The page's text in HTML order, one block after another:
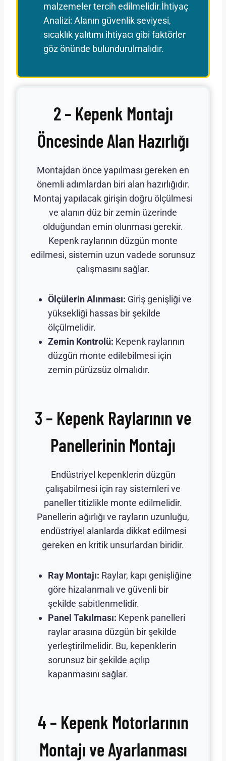
malzemeler tercih edilmelidir.İhtiyaç
Analizi: Alanın güvenlik seviyesi,
sıcaklık yalıtımı ihtiyacı gibi faktörler
göz önünde bulundurulmalıdır.
2 – Kepenk Montajı
Öncesinde Alan Hazırlığı
Montajdan önce yapılması gereken en
önemli adımlardan biri alan hazırlığıdır.
Montaj yapılacak girişin doğru ölçülmesi
ve alanın düz bir zemin üzerinde
olduğundan emin olunması gerekir.
Kepenk raylarının düzgün monte
edilmesi, sistemin uzun vadede sorunsuz
çalışmasını sağlar.
Ölçülerin Alınması: Giriş genişliği ve
yüksekliği hassas bir şekilde
ölçülmelidir.
Zemin Kontrolü: Kepenk raylarının
düzgün monte edilebilmesi için
zemin pürüzsüz olmalıdır.
3 – Kepenk Raylarının ve
Panellerinin Montajı
Endüstriyel kepenklerin düzgün
çalışabilmesi için ray sistemleri ve
paneller titizlikle monte edilmelidir.
Panellerin ağırlığı ve rayların uzunluğu,
endüstriyel alanlarda dikkat edilmesi
gereken en kritik unsurlardan biridir.
Ray Montajı: Raylar, kapı genişliğine
göre hizalanmalı ve güvenli bir
şekilde sabitlenmelidir.
Panel Takılması: Kepenk panelleri
raylar arasına düzgün bir şekilde
yerleştirilmelidir. Bu, kepenklerin
sorunsuz bir şekilde açılıp
kapanmasını sağlar.
4 – Kepenk Motorlarının
Montajı ve Ayarlanması